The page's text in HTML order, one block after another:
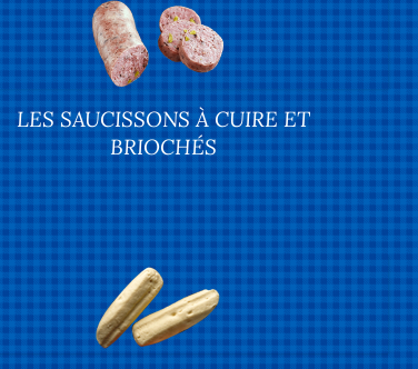
LES SAUCISSONS À CUIRE ET
BRIOCHÉS